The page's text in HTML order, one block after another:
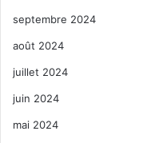
septembre 2024
août 2024
juillet 2024
juin 2024
mai 2024